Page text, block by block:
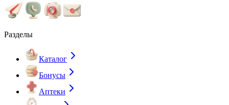
Разделы
Каталог
Бонусы
Аптеки